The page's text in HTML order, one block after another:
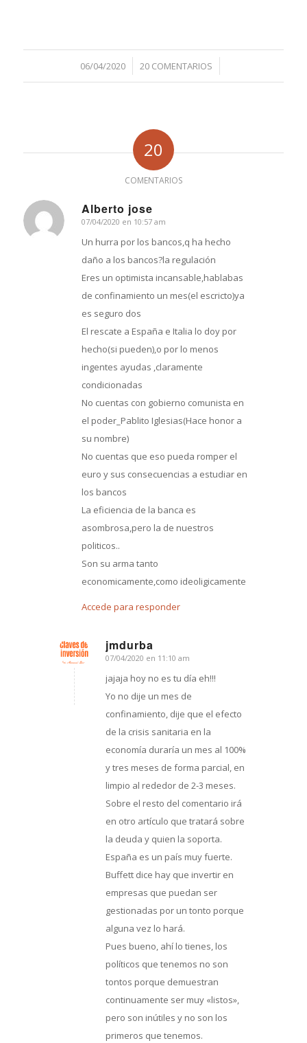
06/04/2020
/ 20 COMENTARIOS
/
20
COMENTARIOS
Alberto jose
Dice:
07/04/2020 en 10:57 am
Un hurra por los bancos,q ha hecho
daño a los bancos?la regulación
Eres un optimista incansable,hablabas
de confinamiento un mes(el escricto)ya
es seguro dos
El rescate a España e Italia lo doy por
hecho(si pueden),o por lo menos
ingentes ayudas ,claramente
condicionadas
No cuentas con gobierno comunista en
el poder_Pablito Iglesias(Hace honor a
su nombre)
No cuentas que eso pueda romper el
euro y sus consecuencias a estudiar en
los bancos
La eficiencia de la banca es
asombrosa,pero la de nuestros
politicos..
Son su arma tanto
economicamente,como ideoligicamente
Accede para responder
jmdurba
Dice:
07/04/2020 en 11:10 am
jajaja hoy no es tu día eh!!!
Yo no dije un mes de
confinamiento, dije que el efecto
de la crisis sanitaria en la
economía duraría un mes al 100%
y tres meses de forma parcial, en
limpio al rededor de 2-3 meses.
Sobre el resto del comentario irá
en otro artículo que tratará sobre
la deuda y quien la soporta.
España es un país muy fuerte.
Buffett dice hay que invertir en
empresas que puedan ser
gestionadas por un tonto porque
alguna vez lo hará.
Pues bueno, ahí lo tienes, los
políticos que tenemos no son
tontos porque demuestran
continuamente ser muy «listos»,
pero son inútiles y no son los
primeros que tenemos.